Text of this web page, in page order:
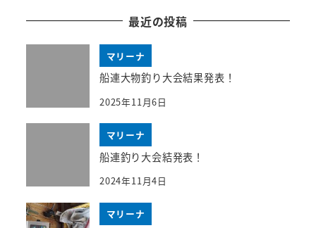
最近の投稿
マリーナ
船連大物釣り大会結果発表！
2025年11月6日
マリーナ
船連釣り大会結発表！
2024年11月4日
マリーナ